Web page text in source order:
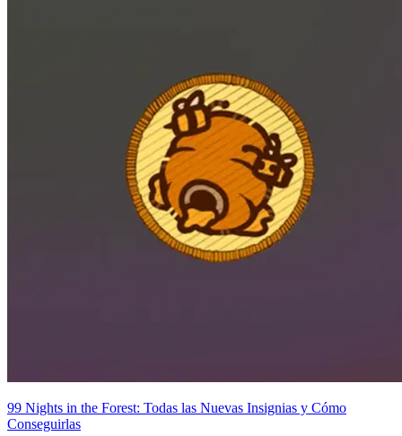
99 Nights in the Forest: Todas las Nuevas Insignias y Cómo
Conseguirlas